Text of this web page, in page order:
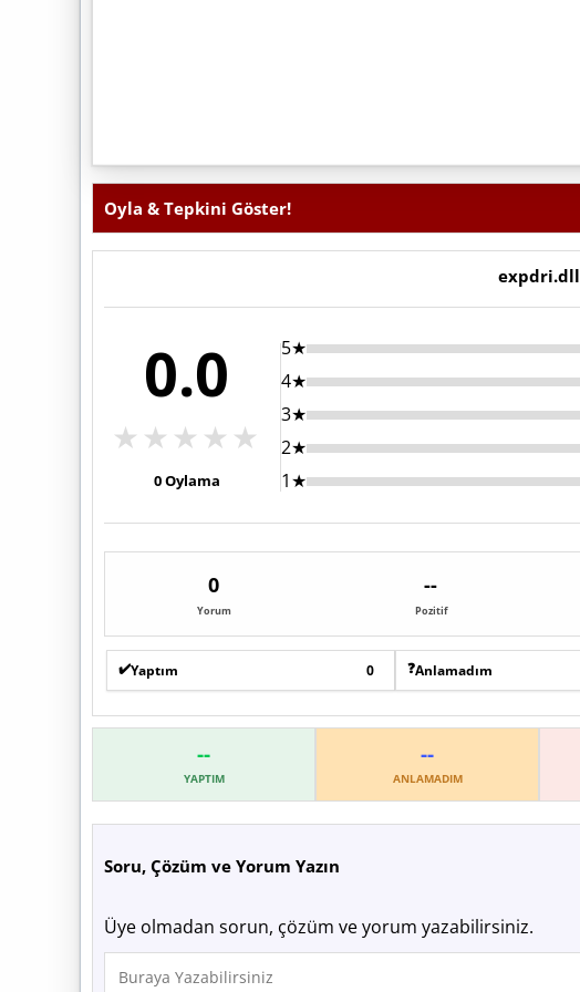
Oyla & Tepkini Göster!
expdri.dll
0.0
★ ★ ★ ★ ★
0Oylama
5★
4★
3★
2★
1★
0
Yorum
--
Pozitif
✔️Yaptım 0 ❓Anlamadım
--
YAPTIM
--
ANLAMADIM
Soru, Çözüm ve Yorum Yazın
Üye olmadan sorun, çözüm ve yorum yazabilirsiniz.